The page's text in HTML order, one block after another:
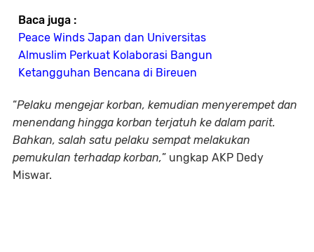
Baca juga :
Peace Winds Japan dan Universitas
Almuslim Perkuat Kolaborasi Bangun
Ketangguhan Bencana di Bireuen
“Pelaku mengejar korban, kemudian menyerempet dan
menendang hingga korban terjatuh ke dalam parit.
Bahkan, salah satu pelaku sempat melakukan
pemukulan terhadap korban,” ungkap AKP Dedy
Miswar.